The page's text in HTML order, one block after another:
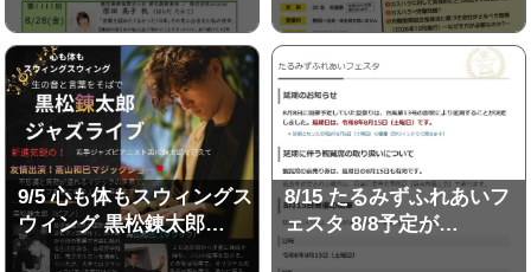
9/5 心も体もスウィングス
ウィング 黒松錬太郎…
8/15 たるみずふれあいフ
ェスタ 8/8予定が…